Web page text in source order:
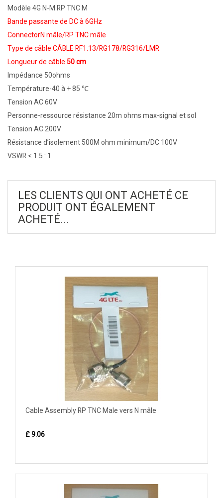
Modèle 4G N-M RP TNC M
Bande passante de DC à 6GHz
ConnectorN mâle/RP TNC mâle
Type de câble CÂBLE RF1.13/RG178/RG316/LMR
Longueur de câble 50 cm
Impédance 50ohms
Température-40 à + 85 ℃
Tension AC 60V
Personne-ressource résistance 20m ohms max-signal et sol
Tension AC 200V
Résistance d’isolement 500M ohm minimum/DC 100V
VSWR < 1.5 : 1
LES CLIENTS QUI ONT ACHETÉ CE
PRODUIT ONT ÉGALEMENT
ACHETÉ...
Cable Assembly RP TNC Male vers N mâle
£ 9.06